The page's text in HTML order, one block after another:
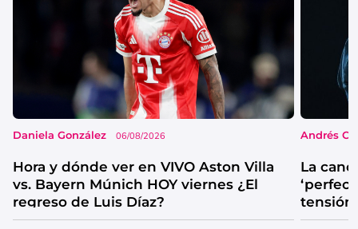
Daniela González 06/08/2026
Hora y dónde ver en VIVO Aston Villa
vs. Bayern Múnich HOY viernes ¿El
regreso de Luis Díaz?
Andrés
La
tensión
catarsis